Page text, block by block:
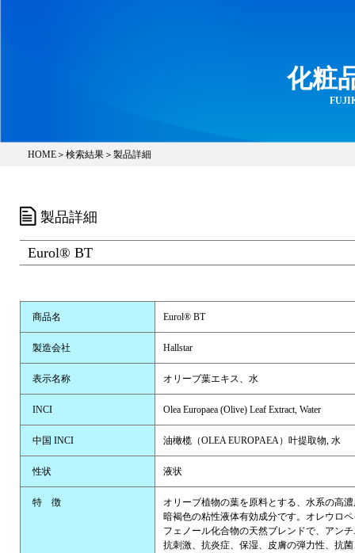
化粧
HOME ＞ 検索結果 ＞製品詳細
製品詳細
Eurol® BT
商品名 Eurol® BT
製造会社 Hallstar
表示名称 オリーブ葉エキス、水
INCI Olea Europaea (Olive) Leaf Extract, Water
中国 INCI 油橄榄（OLEA EUROPAEA）叶提取物, 水
性状 液状
特 徴
オリーブ植物の葉を原料とする、水系の高
暗褐色の粘性液体有効成分です。オレウロ
フェノール化合物の天然ブレンドで、アン
抗刺激、抗炎症、保湿、皮膚の弾力性、抗